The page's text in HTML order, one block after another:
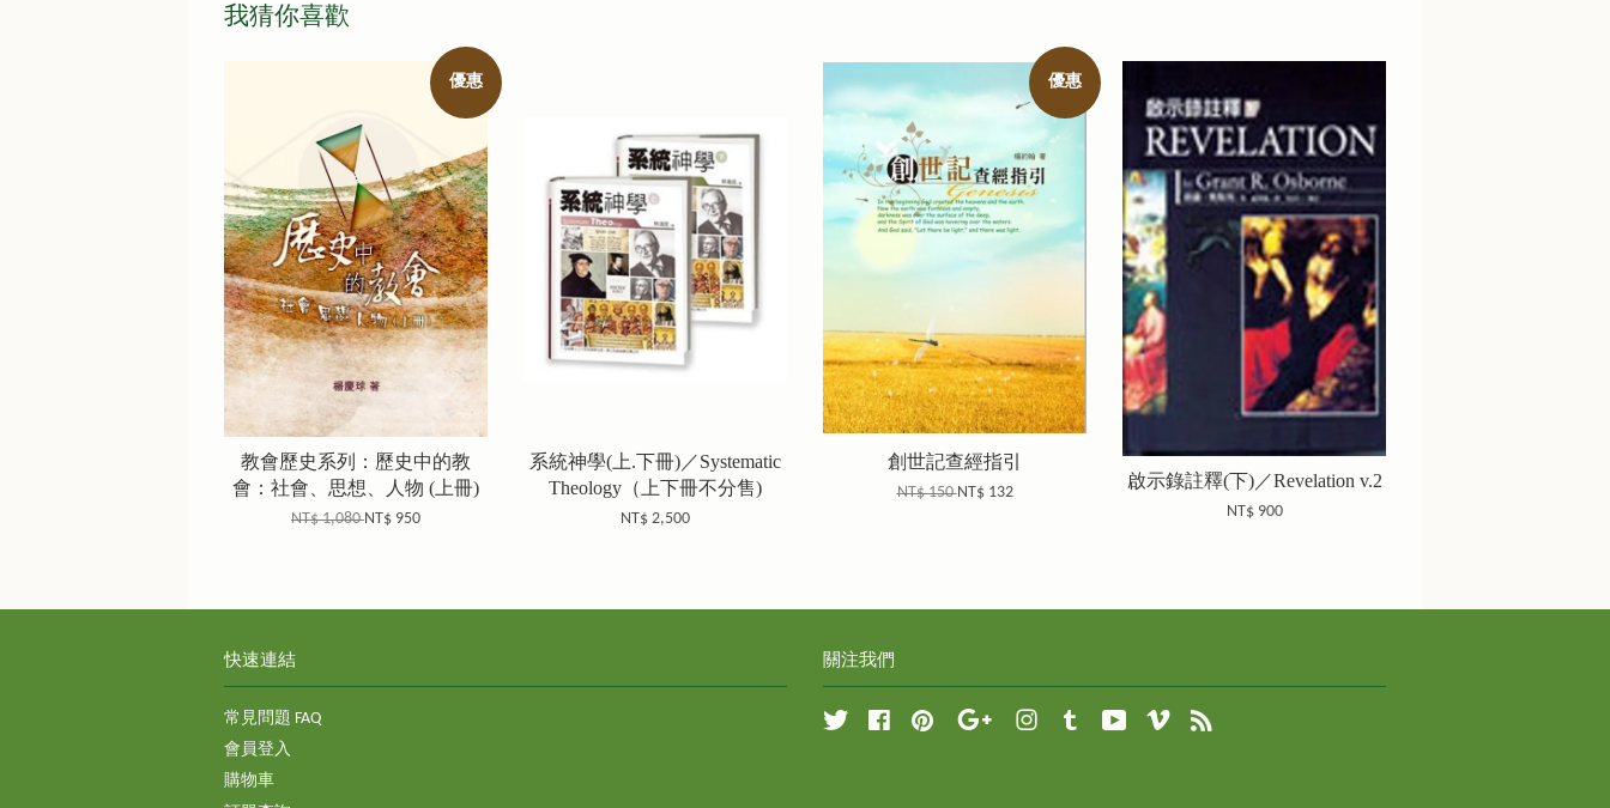
我猜你喜歡
優惠
教會歷史系列：歷史中的教
會：社會、思想、人物 (上冊)
NT$ 1,080NT$ 950
系統神學(上.下冊)／Systematic
Theology（上下冊不分售)
NT$ 2,500
優惠
創世記查經指引
NT$ 150NT$ 132
啟示錄註釋(下)／Revelation v.2
NT$ 900
快速連結
常見問題 FAQ
會員登入
購物車
關注我們
Twitter FacebookPinterest Google InstagramTumblr YouTubeVimeo